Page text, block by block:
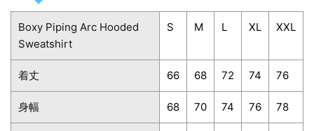
Boxy Piping Arc Hooded
Sweatshirt
S M L XL XXL
着丈 66 68 72 74 76
身幅 68 70 74 76 78